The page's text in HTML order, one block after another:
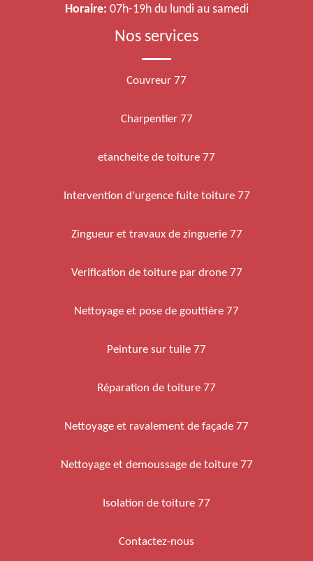
Horaire: 07h-19h du lundi au samedi
Nos services
Couvreur 77
Charpentier 77
etancheite de toiture 77
Intervention d'urgence fuite toiture 77
Zingueur et travaux de zinguerie 77
Verification de toiture par drone 77
Nettoyage et pose de gouttière 77
Peinture sur tuile 77
Réparation de toiture 77
Nettoyage et ravalement de façade 77
Nettoyage et demoussage de toiture 77
Isolation de toiture 77
Contactez-nous